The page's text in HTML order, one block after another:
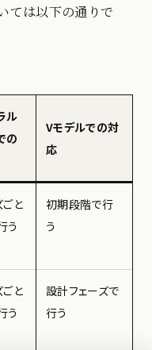
ては以下の通りで
ル
の
Vモデルでの対
応
ごと
う
初期段階で行
う
ごと
う
設計フェーズで
行う